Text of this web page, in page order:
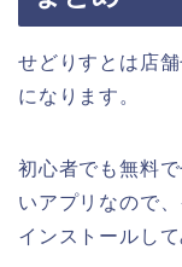
せどりすとは店
になります。
初心者でも無料
いアプリなので
インストールして